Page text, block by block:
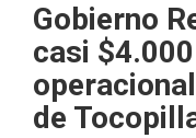
Gobierno
casi
de